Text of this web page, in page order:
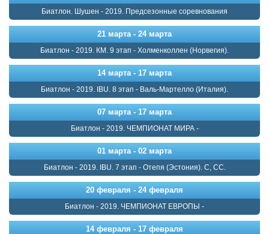
Биатлон. Шушен - 2019. Предсезонные соревнования
21 марта - 24 марта
Биатлон - 2019. КМ. 9 этап - Холменколлен (Норвегия).
14 марта - 17 марта
Биатлон - 2019. IBU. 8 этап - Валь-Мартелло (Италия).
07 марта - 17 марта
Биатлон - 2019. ЧЕМПИОНАТ МИРА -
01 марта - 02 марта
Биатлон - 2019. IBU. 7 этап - Отепя (Эстония). С, СС.
20 февраля - 24 февраля
Биатлон - 2019. ЧЕМПИОНАТ ЕВРОПЫ -
14 февраля - 17 февраля